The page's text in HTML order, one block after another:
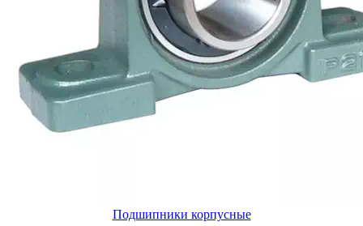
Подшипники корпусные